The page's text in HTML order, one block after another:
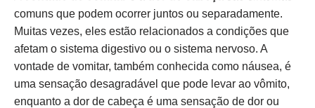
comuns que podem ocorrer juntos ou separadamente.
Muitas vezes, eles estão relacionados a condições que
afetam o sistema digestivo ou o sistema nervoso. A
vontade de vomitar, também conhecida como náusea, é
uma sensação desagradável que pode levar ao vômito,
enquanto a dor de cabeça é uma sensação de dor ou